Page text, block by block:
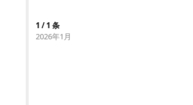
1 /1 条
2026年1月